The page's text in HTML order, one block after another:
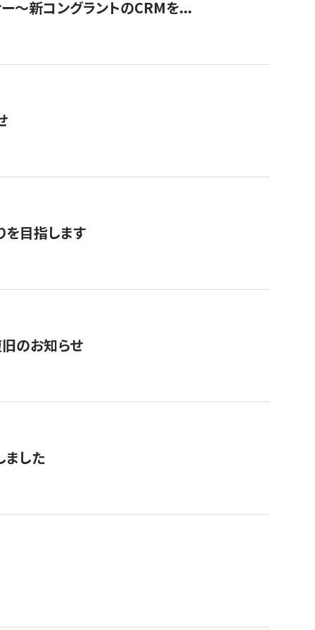
ー〜新コングラントのCRMを...
を目指します
のお知らせ
ました